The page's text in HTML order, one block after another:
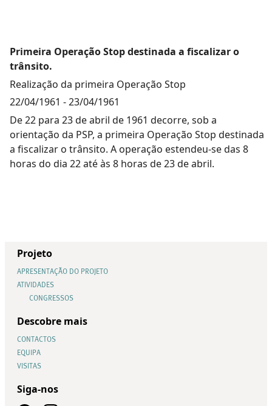
Primeira Operação Stop destinada a fiscalizar o
trânsito.
Realização da primeira Operação Stop
22/04/1961 -23/04/1961
De 22 para 23 de abril de 1961 decorre, sob a
orientação da PSP, a primeira Operação Stop destinada
a fiscalizar o trânsito. A operação estendeu-se das 8
horas do dia 22 até às 8 horas de 23 de abril.
Projeto
APRESENTAÇÃO DO PROJETO
ATIVIDADES
CONGRESSOS
Descobre mais
CONTACTOS
EQUIPA
VISITAS
Siga-nos